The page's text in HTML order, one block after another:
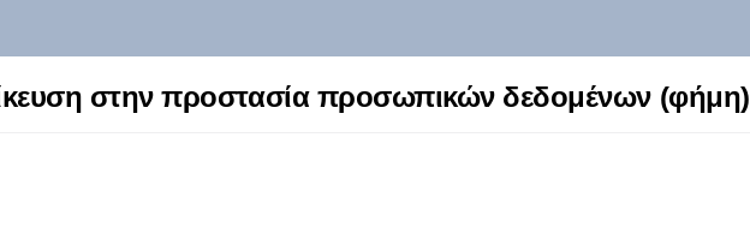
στην προστασία προσωπικών δεδομένων (φήμη)